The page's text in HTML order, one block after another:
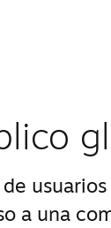
a una